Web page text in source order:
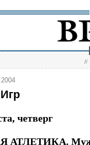
//
четверг
АТЛЕТИКА.